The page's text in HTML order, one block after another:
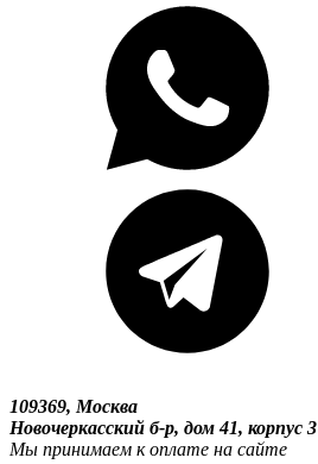
109369, Москва
Новочеркасский б-р, дом 41, корпус 3
Мы принимаем к оплате на сайте